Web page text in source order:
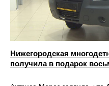
Нижегородская
получила в подарок